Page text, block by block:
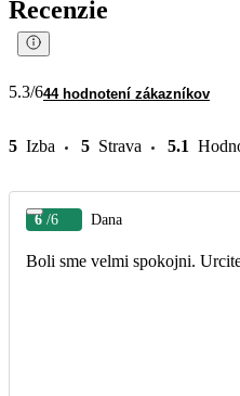
Recenzie
5.3/644 hodnotení zákazníkov
5 Izba 5 Strava 5.1
6 /6 Dana
Boli sme velmi spokojni.